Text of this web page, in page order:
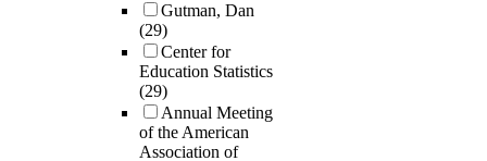
Gutman, Dan
(29)
Center for
Education Statistics
(29)
Annual Meeting
of the American
Association of